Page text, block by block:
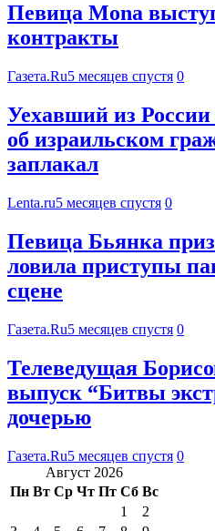
Певица Mona
контракты
Газета.Ru5 месяцев спустя 0
Уехавший из
об израильском
заплакал
Lenta.ru5 месяцев спустя 0
Певица Бьянка
ловила приступы
сцене
Газета.Ru5 месяцев спустя 0
Телеведущая
выпуск “Битвы
дочерью
Газета.Ru5 месяцев спустя 0
Август 2026
Пн Вт Ср Чт Пт Сб Вс
1
2